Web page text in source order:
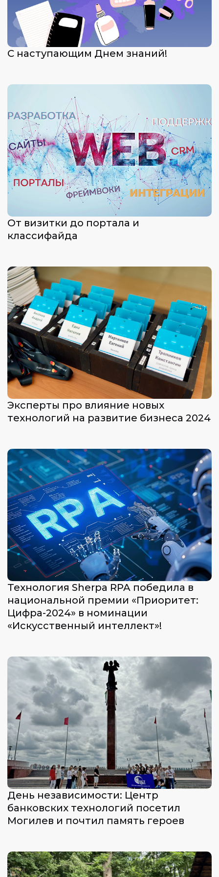
С наступающим Днем знаний!
От визитки до портала и
классифайда
Эксперты про влияние новых
технологий на развитие бизнеса 2024
Технология Sherpa RPA победила в
национальной премии «Приоритет:
Цифра-2024» в номинации
«Искусственный интеллект»!
День независимости: Центр
банковских технологий посетил
Могилев и почтил память героев